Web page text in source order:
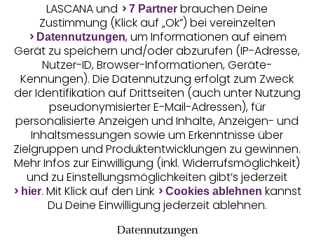
Unsere Apps
Gratis Versand ab50 €
Kostenlose Retoure
LASCANA und 7 Partner brauchen Deine
Zustimmung (Klick auf „Ok”) bei vereinzelten
Datennutzungen, um Informationen auf einem
Gerät zu speichern und/oder abzurufen (IP-Adresse,
Nutzer-ID, Browser-Informationen, Geräte-
Kennungen). Die Datennutzung erfolgt zum Zweck
der Identifikation auf Drittseiten (auch unter Nutzung
pseudonymisierter E-Mail-Adressen), für
personalisierte Anzeigen und Inhalte, Anzeigen- und
Inhaltsmessungen sowie um Erkenntnisse über
Zielgruppen und Produktentwicklungen zu gewinnen.
Mehr Infos zur Einwilligung (inkl. Widerrufsmöglichkeit)
und zu Einstellungsmöglichkeiten gibt’s jederzeit
hier. Mit Klick auf den Link Cookies ablehnen kannst
Du Deine Einwilligung jederzeit ablehnen.
Datennutzungen